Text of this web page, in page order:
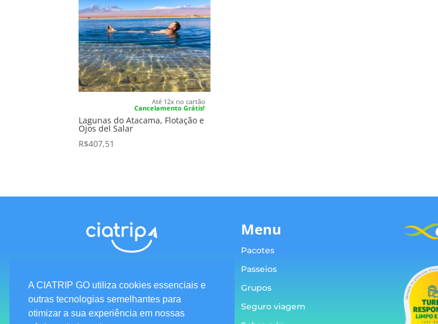
Até 12x no cartão
Cancelamento Grátis!
Lagunas do Atacama, Flotação e
Ojos del Salar
R$407,51
Termos e condições
Menu
Pacotes
Passeios
Grupos
Seguro viagem
A CIATRIP GO utiliza cookies essenciais e
outras tecnologias semelhantes para
otimizar a sua experiência em nossas